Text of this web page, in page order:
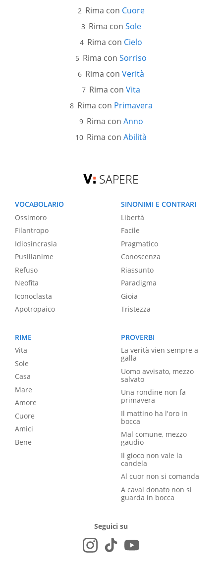
Rima con Cuore
Rima con Sole
Rima con Cielo
Rima con Sorriso
Rima con Verità
Rima con Vita
Rima con Primavera
Rima con Anno
Rima con Abilità
SAPERE
VOCABOLARIO
Ossimoro
Filantropo
Idiosincrasia
Pusillanime
Refuso
Neofita
Iconoclasta
Apotropaico
SINONIMI E CONTRARI
Libertà
Facile
Pragmatico
Conoscenza
Riassunto
Paradigma
Gioia
Tristezza
RIME
Vita
Sole
Casa
Mare
Amore
Cuore
Amici
Bene
PROVERBI
La verità vien sempre a
galla
Uomo avvisato, mezzo
salvato
Una rondine non fa
primavera
Il mattino ha l'oro in
bocca
Mal comune, mezzo
gaudio
Il gioco non vale la
candela
Al cuor non si comanda
A caval donato non si
guarda in bocca
Seguici su